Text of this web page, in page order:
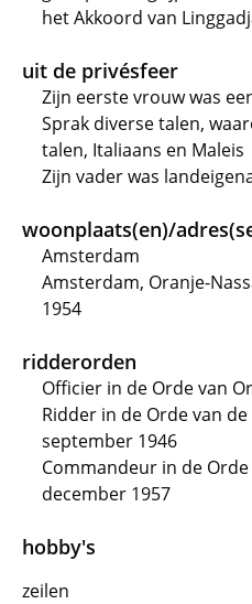
het Akkoord van
uit de privésfeer
Zijn eerste vrouw was
Sprak diverse talen,
talen, Italiaans en Maleis
Zijn vader was
woonplaats(en)/
Amsterdam
Amsterdam, Oranje-
1954
ridderorden
Officier in de Orde van
Ridder in de Orde van
september 1946
Commandeur in de
december 1957
hobby's
zeilen